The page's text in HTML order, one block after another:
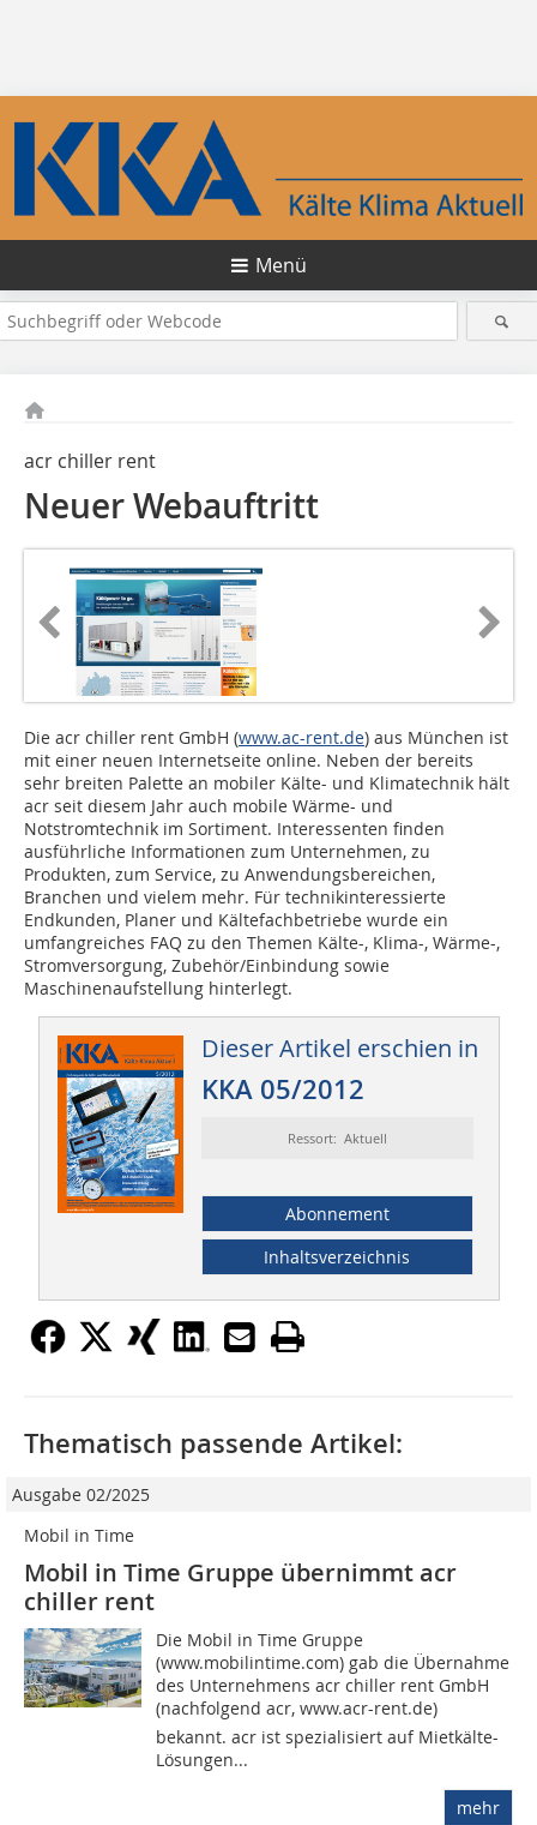
Menü
acr chiller rent
Neuer Webauftritt
Die acr chiller rent GmbH (www.ac-rent.de) aus München ist
mit einer neuen Internetseite online. Neben der bereits
sehr breiten Palette an mobiler Kälte- und Klimatechnik hält
acr seit diesem Jahr auch mobile Wärme- und
Notstromtechnik im Sortiment. Interessenten finden
ausführliche Informationen zum Unternehmen, zu
Produkten, zum Service, zu Anwendungsbereichen,
Branchen und vielem mehr. Für technikinteressierte
Endkunden, Planer und Kältefachbetriebe wurde ein
umfangreiches FAQ zu den Themen Kälte-, Klima-, Wärme-,
Stromversorgung, Zubehör/Einbindung sowie
Maschinenaufstellung hinterlegt.
Dieser Artikel erschien in
KKA 05/2012
Ressort: Aktuell
Abonnement
Inhaltsverzeichnis
Thematisch passende Artikel:
Ausgabe 02/2025
Mobil in Time
Mobil in Time Gruppe übernimmt acr
chiller rent
Die Mobil in Time Gruppe
(www.mobilintime.com) gab die Übernahme
des Unternehmens acr chiller rent GmbH
(nachfolgend acr, www.acr-rent.de)
bekannt. acr ist spezialisiert auf Mietkälte-
Lösungen...
mehr